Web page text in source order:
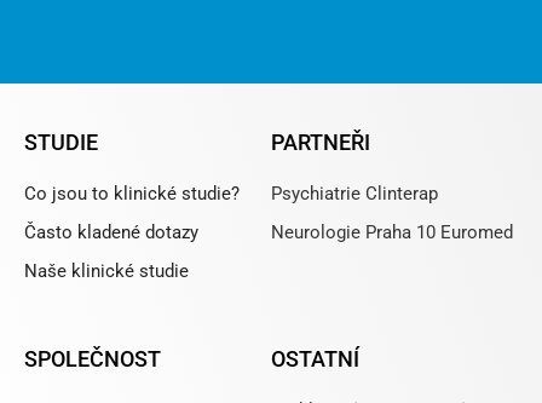
STUDIE
Co jsou to klinické studie?
Často kladené dotazy
Naše klinické studie
PARTNEŘI
Psychiatrie Clinterap
Neurologie Praha 10 Euromed
SPOLEČNOST OSTATNÍ